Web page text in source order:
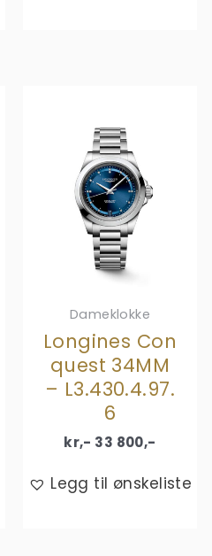
Dameklokke
Longines Con
quest 34MM
– L3.430.4.97.
6
kr,- 33 800,-
Legg til ønskeliste